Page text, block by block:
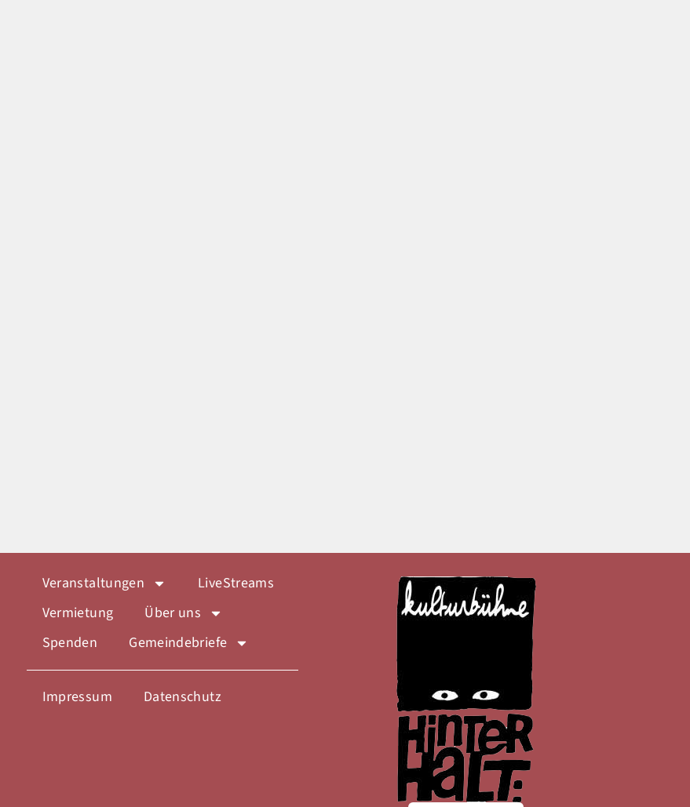
Veranstaltungen
LiveStreams
Vermietung
Über uns
Spenden
Gemeindebriefe
Impressum Datenschutz